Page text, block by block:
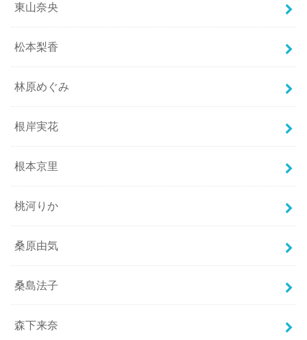
東山奈央
松本梨香
林原めぐみ
根岸実花
根本京里
桃河りか
桑原由気
桑島法子
森下来奈